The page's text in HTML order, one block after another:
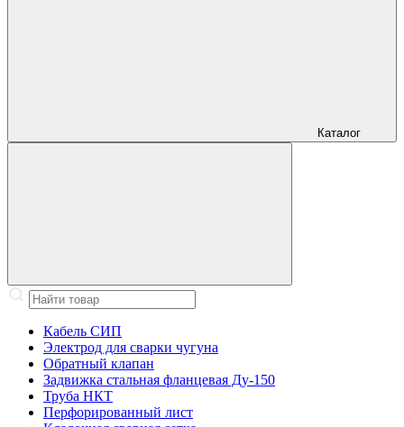
Каталог
Кабель СИП
Электрод для сварки чугуна
Обратный клапан
Задвижка стальная фланцевая Ду-150
Труба НКТ
Перфорированный лист